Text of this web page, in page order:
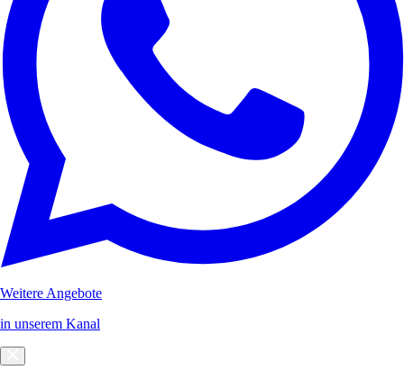
Weitere Angebote
in unserem Kanal